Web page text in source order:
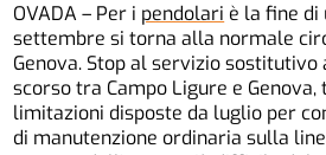
OVADA – Per i pendolari è la fine di
settembre si torna alla normale
Genova. Stop al servizio
scorso tra Campo Ligure e
limitazioni disposte da luglio per
di manutenzione ordinaria sulla